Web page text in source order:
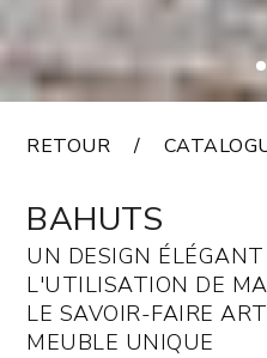
RETOUR
BAHUTS
UN DESIGN
L'UTILISATION DE
LE SAVOIR-FAIRE
MEUBLE UNIQUE